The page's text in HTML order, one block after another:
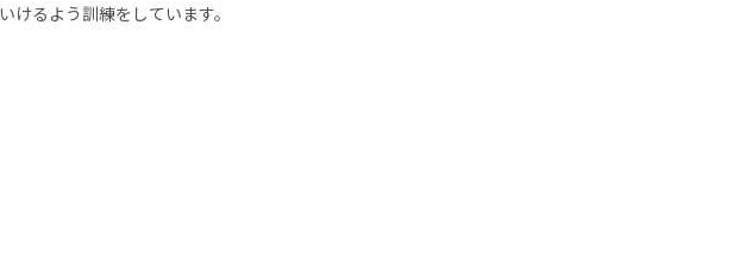
るよう訓練をしています。